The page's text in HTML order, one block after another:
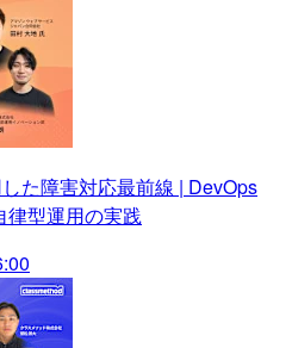
た障害対応最前線 | DevOps
律型運用の実践